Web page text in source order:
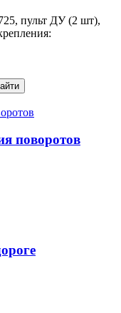
пульт ДУ (2 шт),
поворотов